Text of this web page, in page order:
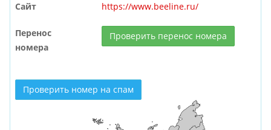
Сайт https://www.beeline.ru/
Перенос
номера
Проверить перенос номера
Проверить номер на спам